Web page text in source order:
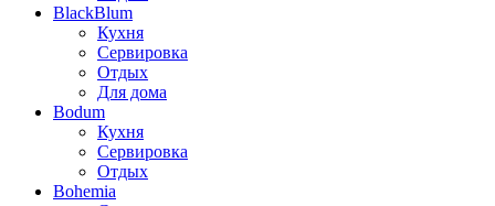
BlackBlum
Кухня
Сервировка
Отдых
Для дома
Bodum
Кухня
Сервировка
Отдых
Bohemia